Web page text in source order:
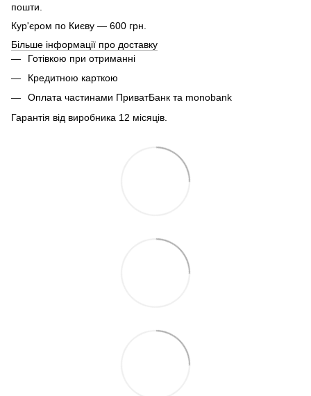
пошти.
Кур'єром по Києву — 600 грн.
Більше інформації про доставку
Готівкою при отриманні
Кредитною карткою
Оплата частинами ПриватБанк та monobank
Гарантія від виробника 12 місяців.